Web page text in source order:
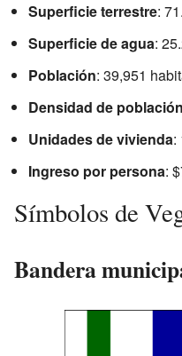
Superficie terrestre:
Superficie de agua:
Población: 39,951
Densidad de población
Unidades de vivienda:
Ingreso por persona:
Símbolos de
Bandera